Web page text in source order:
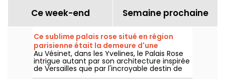
Ce week-end Semaine prochaine
Ce sublime palais rose situé en région
parisienne était la demeure d'une
marquise excentrique de la Belle Epoque
Au Vésinet, dans les Yvelines, le Palais Rose
intrigue autant par son architecture inspirée
de Versailles que par l'incroyable destin de
l'une de ses plus célèbres habitantes : la